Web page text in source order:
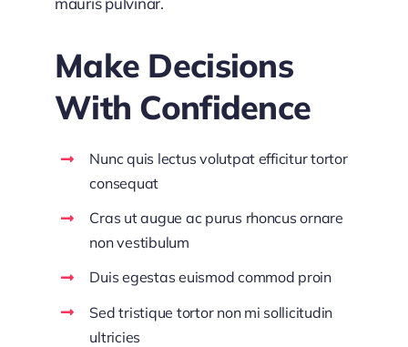
Make Decisions
With Confidence
Nunc quis lectus volutpat efficitur tortor
consequat
Cras ut augue ac purus rhoncus ornare
non vestibulum
Duis egestas euismod commod proin
Sed tristique tortor non mi sollicitudin
ultricies